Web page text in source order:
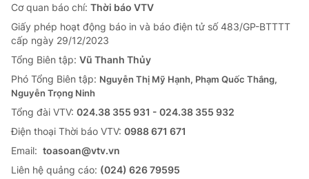
Cơ quan báo chí: Thời báo VTV
Giấy phép hoạt động báo in và báo điện tử số 483/GP-BTTTT
cấp ngày 29/12/2023
Tổng Biên tập: Vũ Thanh Thủy
Phó Tổng Biên tập: Nguyễn Thị Mỹ Hạnh, Phạm Quốc Thắng,
Nguyễn Trọng Ninh
Tổng đài VTV: 024.38 355 931 - 024.38 355 932
Ðiện thoại Thời báo VTV: 0988 671 671
Email: toasoan@vtv.vn
Liên hệ quảng cáo: (024) 626 79595